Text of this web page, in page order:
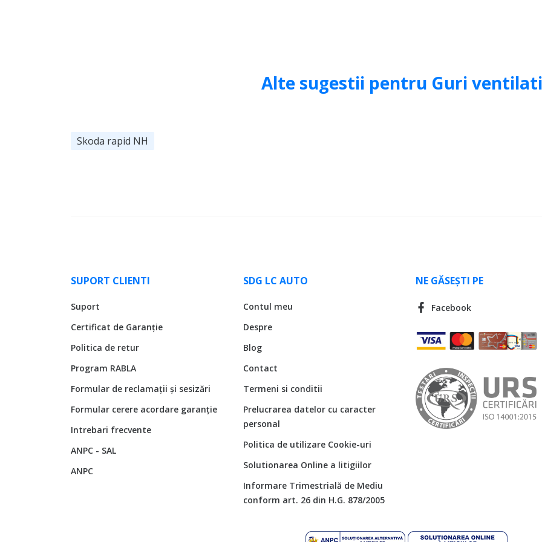
Alte sugestii pentru Guri
Skoda rapid NH
SUPORT CLIENTI
Suport
Certificat de Garanție
Politica de retur
Program RABLA
Formular de reclamații și sesizări
Formular cerere acordare garanție
Intrebari frecvente
ANPC - SAL
ANPC
SDG LC AUTO
Contul meu
Despre
Blog
Contact
Termeni si conditii
Prelucrarea datelor cu caracter
personal
Politica de utilizare Cookie-uri
Solutionarea Online a litigiilor
Informare Trimestrială de Mediu
conform art. 26 din H.G. 878/2005
NE GĂSEȘTI PE
Facebook